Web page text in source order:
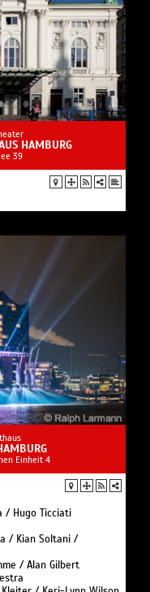
HAMBURG
39
Einheit 4
/ Hugo Ticciati
/ Kian Soltani /
/ Alan Gilbert